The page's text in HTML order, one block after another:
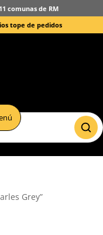
comunas de RM
tope de pedidos
Grey”